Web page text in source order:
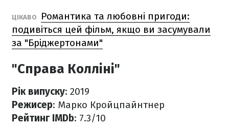
ЦІКАВО
Романтика та любовні пригоди:
подивіться цей фільм, якщо ви засумували
за "Бріджертонами"
"Справа Колліні"
Рік випуску: 2019
Режисер: Марко Кройцпайнтнер
Рейтинг IMDb: 7.3/10